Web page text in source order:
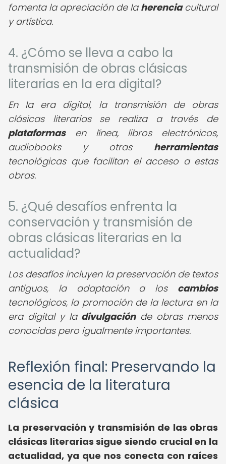
fomenta la apreciación de la herenciacultural
y artística.
4. ¿Cómo se lleva a cabo la
transmisión de obras clásicas
literarias en la era digital?
En la era digital, la transmisión de obras
clásicas literarias se realiza a través de
plataformasen línea, libros electrónicos,
audiobooks y otras herramientas
tecnológicas que facilitan el acceso a estas
obras.
5. ¿Qué desafíos enfrenta la
conservación y transmisión de
obras clásicas literarias en la
actualidad?
Los desafíos incluyen la preservación de textos
antiguos, la adaptación a los cambios
tecnológicos, la promoción de la lectura en la
era digital y la divulgaciónde obras menos
conocidas pero igualmente importantes.
Reflexión final: Preservando la
esencia de la literatura
clásica
La preservación y transmisión de las obras
clásicas literarias sigue siendo crucial en la
actualidad, ya que nos conecta con raíces